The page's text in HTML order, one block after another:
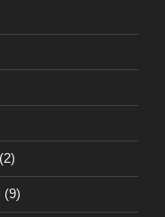
(2)
(9)